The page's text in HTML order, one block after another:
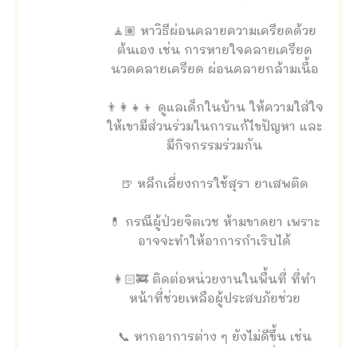
🧘🏽 หาวิธีผ่อนคลายความเครียดด้วย
ต้นเอง เช่น การหายใจคลายเครียด
นวดคลายเครียด ผ่อนคลายกล้ามเนื้อ
👨‍👩‍👧‍👦 ดูแลเด็กในบ้าน ให้ความใส่ใจ
ให้เขามีส่วนร่วมในการแก้ไขปัญหา และ
มีกิจกรรมร่วมกัน
🍺 หลีกเลี่ยงการใช้สุรา ยาเสพติด
💊 กรณีผู้ป่วยจิตเวช ห้ามขาดยา เพราะ
อาจจะทำให้อาการกำเริบได้
👩🏻‍🚒 ติดต่อหน่วยงานในพื้นที่ ที่ทำ
หน้าที่ช่วยเหลือผู้ประสบภัยช่วย
📞 หากอาการต่าง ๆ ยังไม่ดีขึ้น เช่น